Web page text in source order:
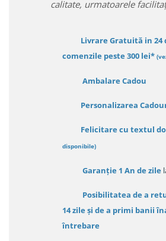
calitate, urmatoarele
Livrare Gratuită in 24
comenzile peste 300 lei*
Ambalare Cadou
Personalizarea
Felicitare cu textul
disponibile)
Garanție 1 An de zile
Posibilitatea de a
14 zileși de a primi banii
întrebare